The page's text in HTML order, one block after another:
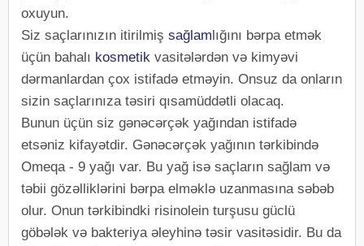
oxuyun.
Siz saçlarınızın itirilmiş sağlamlığını bərpa etmək
üçün bahalı kosmetik vasitələrdən və kimyəvi
dərmanlardan çox istifadə etməyin. Onsuz da onların
sizin saçlarınıza təsiri qısamüddətli olacaq.
Bunun üçün siz gənəcərçək yağından istifadə
etsəniz kifayətdir. Gənəcərçək yağının tərkibində
Omeqa - 9 yağı var. Bu yağ isə saçların sağlam və
təbii gözəlliklərini bərpa elməklə uzanmasına səbəb
olur. Onun tərkibindki risinolein turşusu güclü
göbələk və bakteriya əleyhinə təsir vasitəsidir. Bu da